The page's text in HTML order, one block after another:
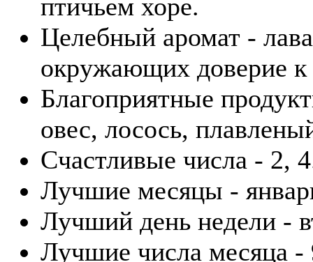
птичьем хоре.
Целебный аромат -
окружающих доверие к
Благоприятные
овес, лосось,
Счастливые числа - 2,
Лучшие месяцы -
Лучший день недели -
Лучшие числа месяца -